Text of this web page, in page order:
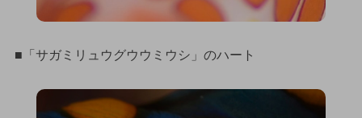
■「サガミリュウグウウミウシ」のハート